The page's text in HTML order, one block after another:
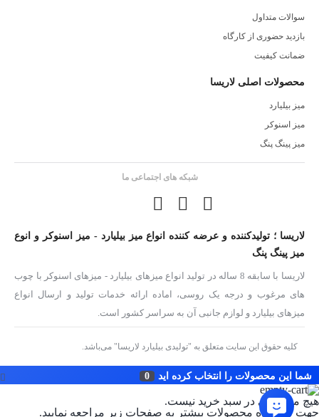
سوالات متداول
بازدید حضوری از کارگاه
ضمانت کیفیت
محصولات اصلی لاریسا
میز بیلیارد
میز اسنوکر
میز پینگ پنگ
شبکه های اجتماعی ما
لاریسا ؛ تولیدکننده و عرضه کننده انواع میز بیلیارد - میز اسنوکر و انوع
میز پینگ پنگ
لاریسا با سابقه 8 ساله در تولید انواع میزهای بیلیارد - میزهای اسنوکر با چوب
های مرغوب و درجه یک روسی، اماده ارائه خدمات تولید و ارسال انواع
میزهای بیلیارد و لوازم جانبی آن به سراسر کشور است.
کلیه حقوق این سایت متعلق به "تولیدی بیلیارد لاریسا" می‌باشد.
شما این محصولات را انتخاب کرده اید 0
هیچ محصولی در سبد خرید نیست.
جهت مشاهده محصولات بیشتر به صفحات زیر مراجعه نمایید.